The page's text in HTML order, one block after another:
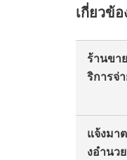
เกี่ยวข้
ร้านขา
ริการจ่
แจ้งมา
งอำนว